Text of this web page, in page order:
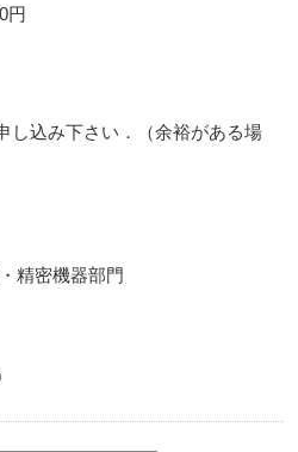
円
し込み下さい．（余裕がある場
精密機器部門